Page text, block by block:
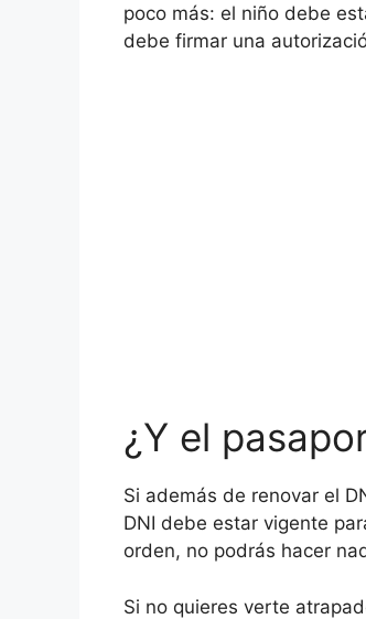
poco más: el niño debe
debe firmar una
¿Y el
Si además de renovar el
DNI debe estar vigente
orden, no podrás hacer
Si no quieres verte